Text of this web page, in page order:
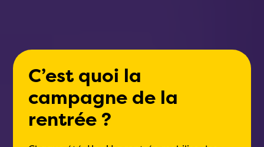
C’est quoi la
campagne de la
rentrée ?